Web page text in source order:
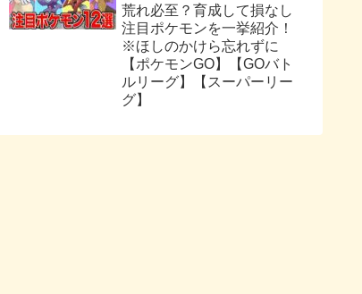
荒れ必至？育成して損なし
注目ポケモンを一挙紹介！
※ほしのかけら忘れずに
【ポケモンGO】【GOバト
ルリーグ】【スーパーリー
グ】